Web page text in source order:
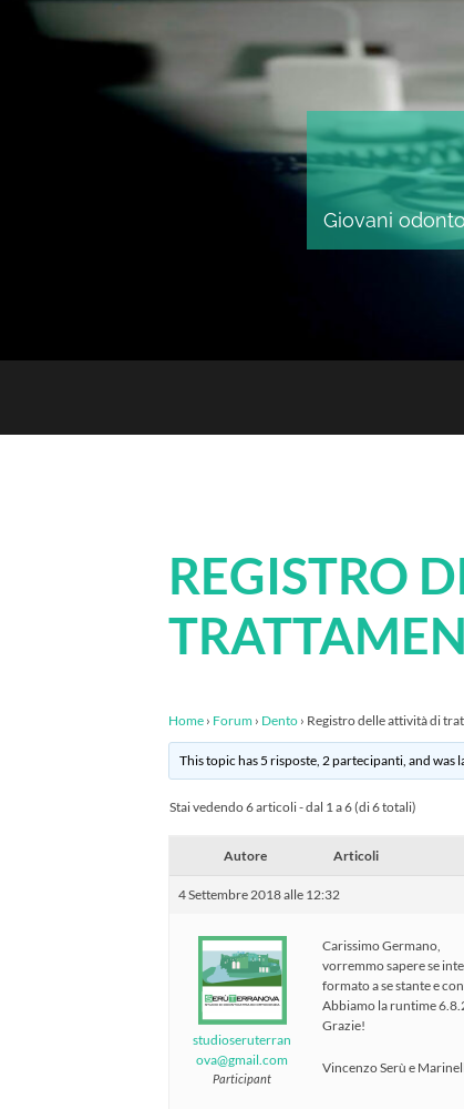
Giovani
REGISTRO
Home › Forum › Dento › Registro delle attività di
This topic has 5 risposte, 2 partecipanti, and was
Stai vedendo 6 articoli - dal 1 a 6 (di 6 totali)
Autore Articoli
4 Settembre 2018 alle 12:32
studioseruterran
ova@gmail.com
Participant
Carissimo Germano,
vorremmo sapere se
formato a se stante e
Abbiamo la runtime
Grazie!
Vincenzo Serù e